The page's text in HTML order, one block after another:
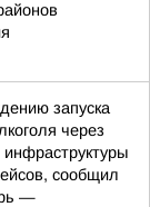
запуска
через
сообщил
—